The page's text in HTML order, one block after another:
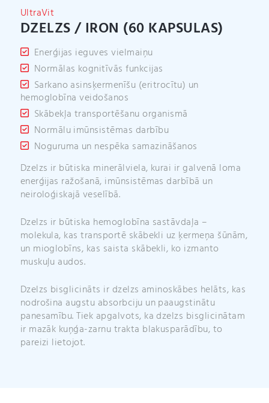
UltraVit
DZELZS / IRON (60 KAPSULAS)
Enerģijas ieguves vielmaiņu
Normālas kognitīvās funkcijas
Sarkano asinsķermenīšu (eritrocītu) un
hemoglobīna veidošanos
Skābekļa transportēšanu organismā
Normālu imūnsistēmas darbību
Noguruma un nespēka samazināšanos
Dzelzs ir būtiska minerālviela, kurai ir galvenā loma
enerģijas ražošanā, imūnsistēmas darbībā un
neiroloģiskajā veselībā.
Dzelzs ir būtiska hemoglobīna sastāvdaļa –
molekula, kas transportē skābekli uz ķermeņa šūnām,
un mioglobīns, kas saista skābekli, ko izmanto
muskuļu audos.
Dzelzs bisglicināts ir dzelzs aminoskābes helāts, kas
nodrošina augstu absorbciju un paaugstinātu
panesamību. Tiek apgalvots, ka dzelzs bisglicinātam
ir mazāk kuņģa-zarnu trakta blakusparādību, to
pareizi lietojot.